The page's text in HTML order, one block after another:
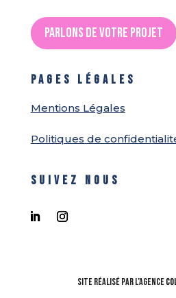
Parlons de votre projet
PAGES LÉGALES
Mentions Légales
Politiques de
SUIVEZ NOUS
Site réalisé par l’Agence